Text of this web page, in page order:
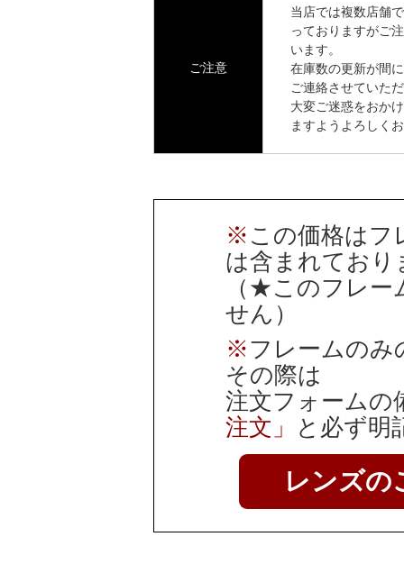
ご注意
当店では複数店舗
っておりますがご
います。
在庫数の更新が間
ご連絡させていた
大変ご迷惑をおか
ますようよろしく
※ この価格はフ
は含まれており
（★このフレー
せん）
※フレームのみ
その際は
注文フォームの
注文」
と必ず明
レンズの